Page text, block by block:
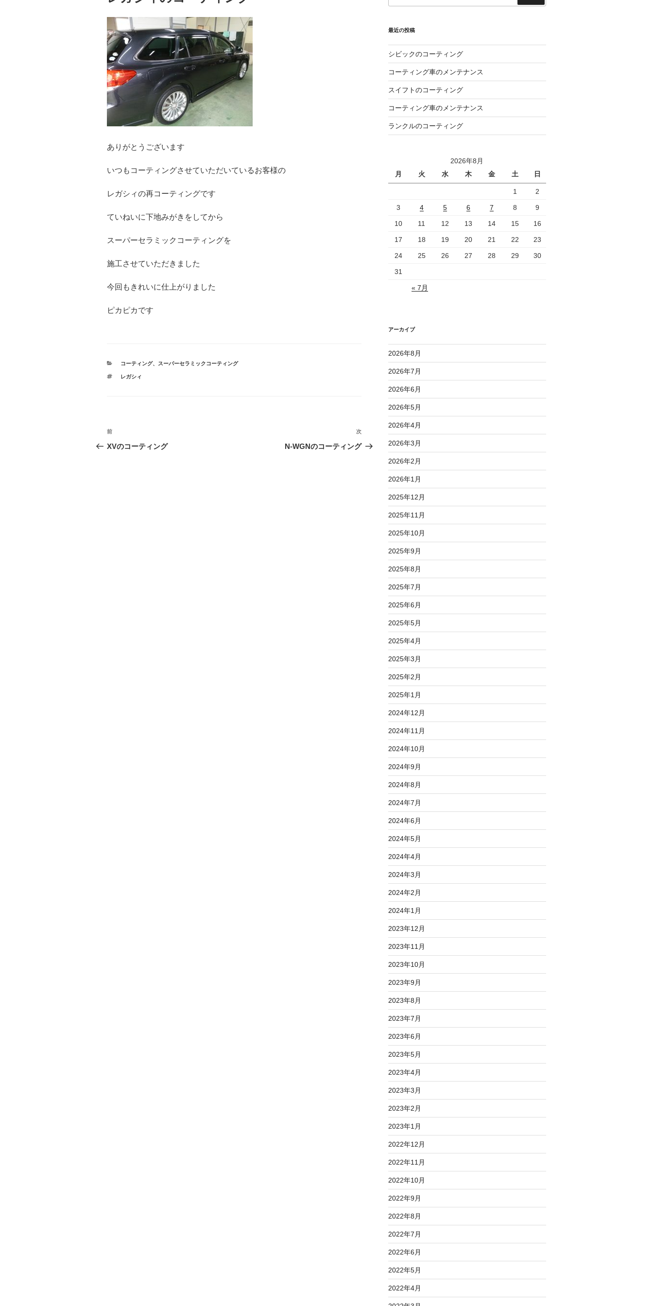
ありがとうございます
いつもコーティングさせていただいているお客様の
レガシィの再コーティングです
ていねいに下地みがきをしてから
スーパーセラミックコーティングを
施工させていただきました
今回もきれいに仕上がりました
ピカピカです
カ
ゴ
コーティング、 スーパーセラミックコーティング
タ
レガシィ
投
稿
前
の
前
XVのコーティング
次
の
次
N-WGNのコーティング
索
最近の投稿
シビックのコーティング
コーティング車のメンテナンス
スイフトのコーティング
コーティング車のメンテナンス
ランクルのコーティング
2026年8月
月
火 水 木 金 土 日
1 2
3 4 5 6 7 8 9
10 11 12 13 14 15 16
17 18 19 20 21 22 23
24 25 26 27 28 29 30
31
« 7月
アーカイブ
2026年8月
2026年7月
2026年6月
2026年5月
2026年4月
2026年3月
2026年2月
2026年1月
2025年12月
2025年11月
2025年10月
2025年9月
2025年8月
2025年7月
2025年6月
2025年5月
2025年4月
2025年3月
2025年2月
2025年1月
2024年12月
2024年11月
2024年10月
2024年9月
2024年8月
2024年7月
2024年6月
2024年5月
2024年4月
2024年3月
2024年2月
2024年1月
2023年12月
2023年11月
2023年10月
2023年9月
2023年8月
2023年7月
2023年6月
2023年5月
2023年4月
2023年3月
2023年2月
2023年1月
2022年12月
2022年11月
2022年10月
2022年9月
2022年8月
2022年7月
2022年6月
2022年5月
2022年4月